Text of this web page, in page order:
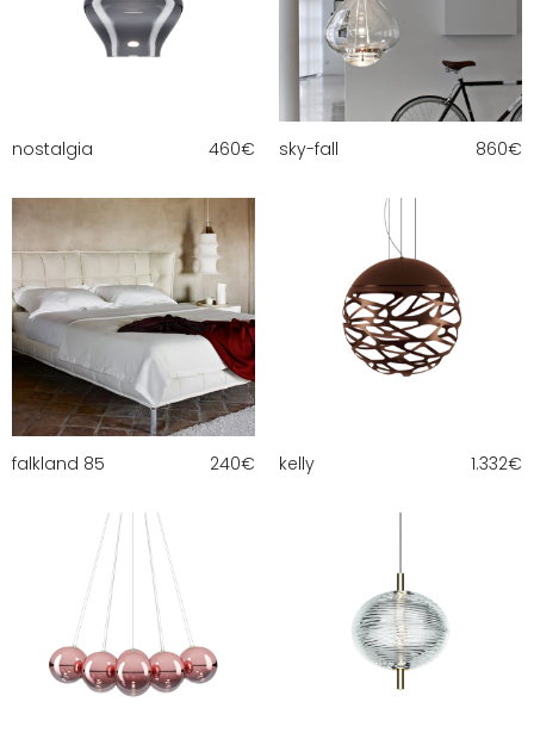
nostalgia 460€ sky-fall 860€
falkland 85 240€ kelly 1.332€